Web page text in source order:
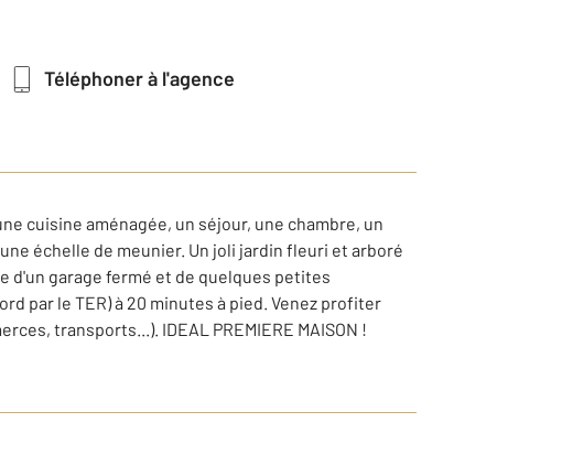
Téléphoner à l'agence
cuisine aménagée, un séjour, une chambre, un
échelle de meunier. Un joli jardin fleuri et arboré
d'un garage fermé et de quelques petites
par le TER) à 20 minutes à pied. Venez profiter
transports...). IDEAL PREMIERE MAISON !